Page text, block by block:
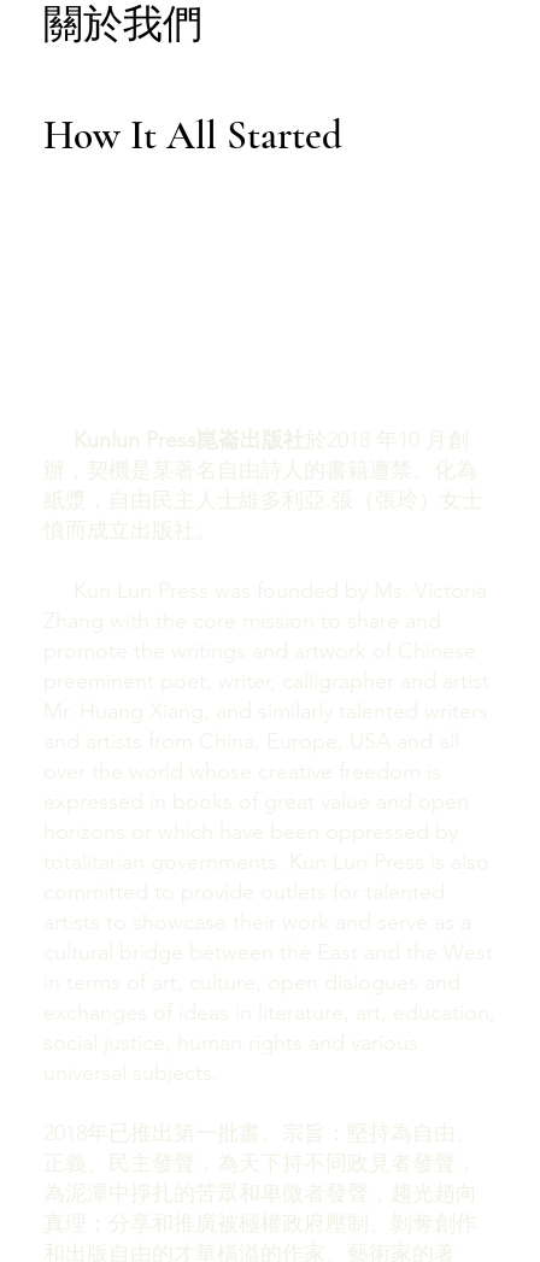
關於我們
How It All Started
Kunlun Press崑崙出版社於2018 年10 月創
辦，契機是某著名自由詩人的書籍遭禁、化為
紙漿，自由民主人士維多利亞.張（張玲）女士
憤而成立出版社。
Kun Lun Press was founded by Ms. Victoria
Zhang with the core mission to share and
promote the writings and artwork of Chinese
preeminent poet, writer, calligrapher and artist
Mr. Huang Xiang, and similarly talented writers
and artists from China, Europe, USA and all
over the world whose creative freedom is
expressed in books of great value and open
horizons or which have been oppressed by
totalitarian governments. Kun Lun Press is also
committed to provide outlets for talented
artists to showcase their work and serve as a
cultural bridge between the East and the West
in terms of art, culture, open dialogues and
exchanges of ideas in literature, art, education,
social justice, human rights and various
universal subjects.
2018年已推出第一批書。宗旨：堅持為自由、
正義、民主發聲，為天下持不同政見者發聲，
為泥潭中掙扎的苦眾和卑微者發聲，趨光趙向
真理；分享和推廣被極權政府壓制、剝奪創作
和出版自由的才華橫溢的作家、藝術家的著